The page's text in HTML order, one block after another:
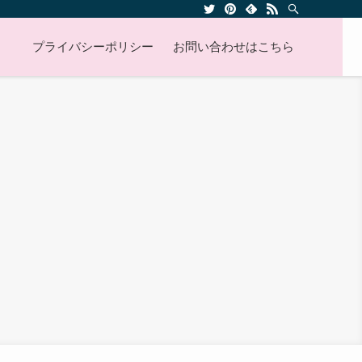
プライバシーポリシー お問い合わせはこちら